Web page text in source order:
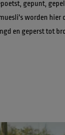
gepunt,
worden hier
en geperst tot